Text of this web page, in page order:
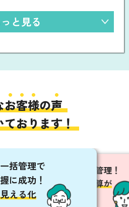
と見る
お客様の声
ております！
括管理で
に成功！
える化
社員もバイトも一括管理！
シフト作成・給与計算が
簡単になりました！
働き方を見
ムダな残業
大幅に削減